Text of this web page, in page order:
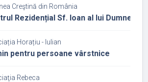
Creştină din România
Rezidențial Sf. Ioan al lui
Horațiu - Iulian
pentru persoane vârstnice
Rebeca